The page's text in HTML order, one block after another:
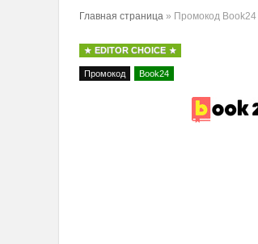
Главная страница » Промокод
EDITOR CHOICE
Промокод Book24